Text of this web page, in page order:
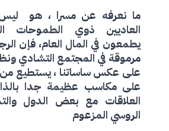
ما نعرفه عن مسرا ، هو
العاديين ذوي الطموحات
يطمعون في المال العام، فإن
مرموقة في المجتمع التشادي
على عكس ساساتنا ، يستطيع
على مكاسب عظيمة جدا
العلاقات مع بعض الدول
الروسي المزعوم